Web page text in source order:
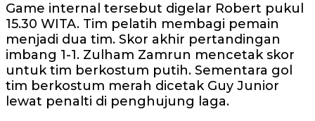
Game internal tersebut digelar Robert pukul
15.30 WITA. Tim pelatih membagi pemain
menjadi dua tim. Skor akhir pertandingan
imbang 1-1. Zulham Zamrun mencetak skor
untuk tim berkostum putih. Sementara gol
tim berkostum merah dicetak Guy Junior
lewat penalti di penghujung laga.